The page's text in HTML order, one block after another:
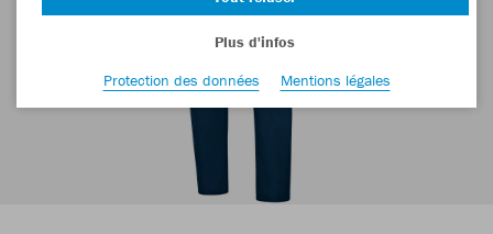
Plus d'infos
Protection des données
Mentions légales